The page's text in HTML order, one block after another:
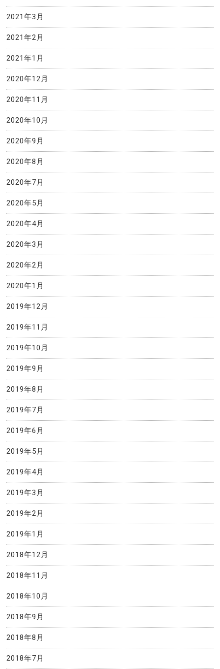
2021年3月
2021年2月
2021年1月
2020年12月
2020年11月
2020年10月
2020年9月
2020年8月
2020年7月
2020年5月
2020年4月
2020年3月
2020年2月
2020年1月
2019年12月
2019年11月
2019年10月
2019年9月
2019年8月
2019年7月
2019年6月
2019年5月
2019年4月
2019年3月
2019年2月
2019年1月
2018年12月
2018年11月
2018年10月
2018年9月
2018年8月
2018年7月